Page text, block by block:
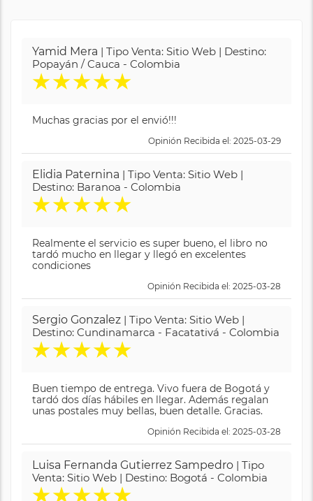
Yamid Mera | Tipo Venta: Sitio Web | Destino:
Popayán / Cauca - Colombia
★★★★★
Muchas gracias por el envió!!!
Opinión Recibida el: 2025-03-29
Elidia Paternina | Tipo Venta: Sitio Web |
Destino: Baranoa - Colombia
★★★★★
Realmente el servicio es super bueno, el libro no
tardó mucho en llegar y llegó en excelentes
condiciones
Opinión Recibida el: 2025-03-28
Sergio Gonzalez | Tipo Venta: Sitio Web |
Destino: Cundinamarca - Facatativá - Colombia
★★★★★
Buen tiempo de entrega. Vivo fuera de Bogotá y
tardó dos días hábiles en llegar. Además regalan
unas postales muy bellas, buen detalle. Gracias.
Opinión Recibida el: 2025-03-28
Luisa Fernanda Gutierrez Sampedro | Tipo
Venta: Sitio Web | Destino: Bogotá - Colombia
★★★★★